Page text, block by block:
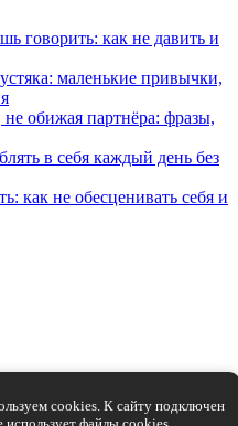
говорить: как не давить и
маленькие привычки,
обижая партнёра: фразы,
в себя каждый день без
как не обесценивать себя и
cookies. К сайту подключен